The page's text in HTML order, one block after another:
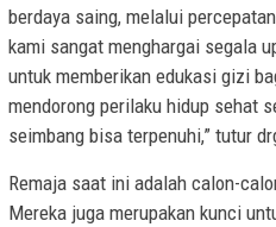
berdaya saing, melalui
kami sangat menghargai segala
untuk memberikan edukasi gizi
mendorong perilaku hidup sehat
seimbang bisa terpenuhi,” tutur
Remaja saat ini adalah calon-
Mereka juga merupakan kunci